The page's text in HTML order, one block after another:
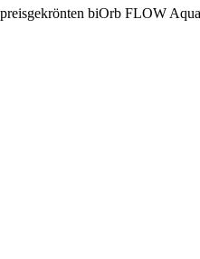
biOrb FLOW